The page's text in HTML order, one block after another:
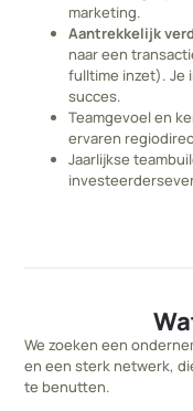
marketing.
Aantrekkelijk
naar een
fulltime inzet). Je
succes.
Teamgevoel en
ervaren
Jaarlijkse
We zoeken een
en een sterk netwerk,
te benutten.